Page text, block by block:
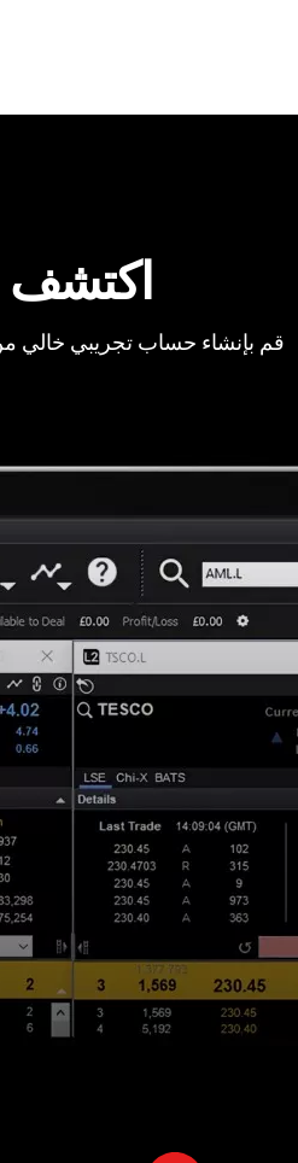
اكتشف
قم بإنشاء حساب تجريبي خالي